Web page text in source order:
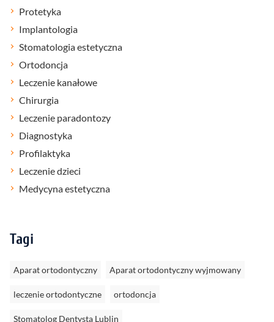
Protetyka
Implantologia
Stomatologia estetyczna
Ortodoncja
Leczenie kanałowe
Chirurgia
Leczenie paradontozy
Diagnostyka
Profilaktyka
Leczenie dzieci
Medycyna estetyczna
Tagi
Aparat ortodontyczny Aparat ortodontyczny wyjmowany
leczenie ortodontyczne ortodoncja
Stomatolog Dentysta Lublin